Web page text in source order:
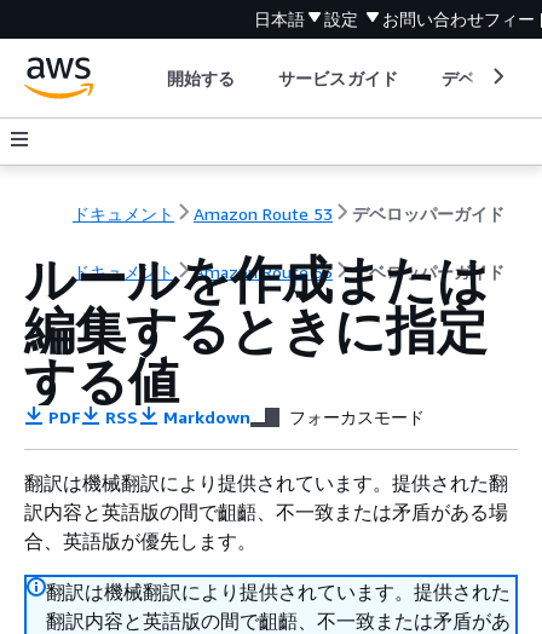
日本語 設定 お問い合わせフィー
開始する サービスガイド デベロッパ
ドキュメント Amazon Route 53 デベロッパーガイド
ドキュメント Amazon Route 53 デベロッパーガイド
ルールを作成または
編集するときに指定
する値
PDF RSS Markdown フォーカスモード
翻訳は機械翻訳により提供されています。提供された翻
訳内容と英語版の間で齟齬、不一致または矛盾がある場
合、英語版が優先します。
翻訳は機械翻訳により提供されています。提供された
翻訳内容と英語版の間で齟齬、不一致または矛盾があ